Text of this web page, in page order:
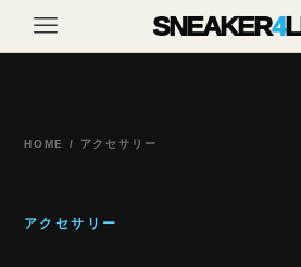
SNEAKER4
HOME / アクセサリー
アクセサリー